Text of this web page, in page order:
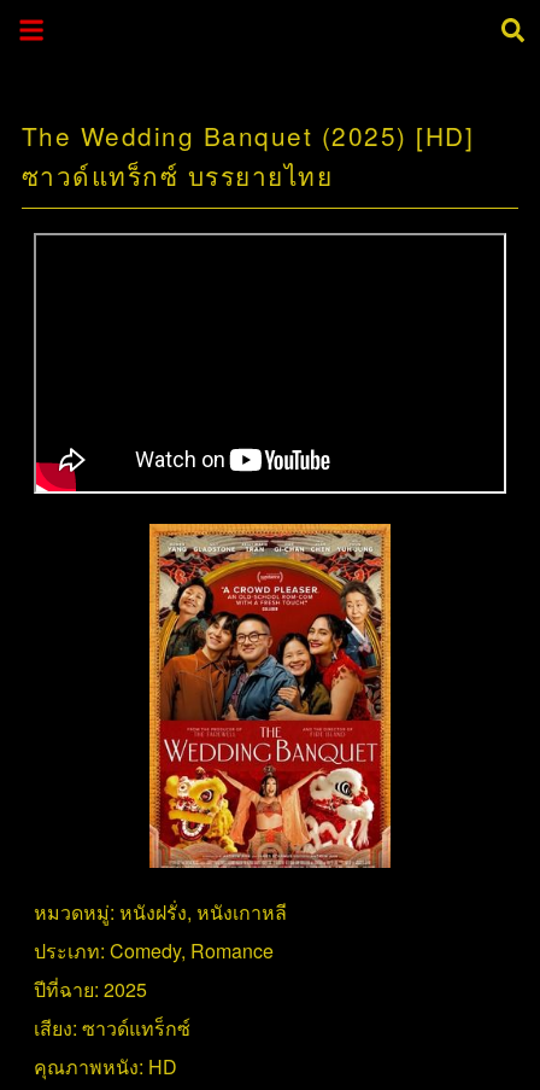
The Wedding Banquet (2025) [HD]
ซาวด์แทร็กซ์ บรรยายไทย
หมวดหมู่: หนังฝรั่ง, หนังเกาหลี
ประเภท: Comedy, Romance
ปีที่ฉาย: 2025
เสียง: ซาวด์แทร็กซ์
คุณภาพหนัง: HD